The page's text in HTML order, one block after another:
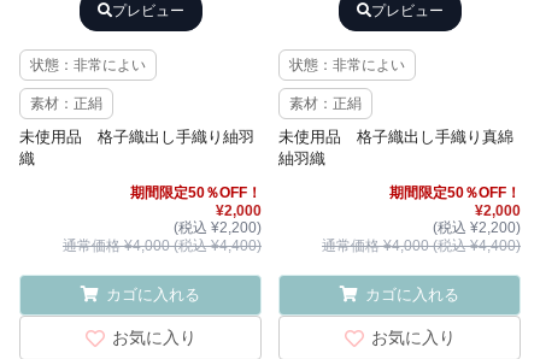
プレビュー
状態：非常によい
素材：正絹
未使用品 格子織出し手織り紬羽
織
期間限定50％OFF！
¥2,000
(税込 ¥2,200)
通常価格 ¥4,000 (税込 ¥4,400)
カゴに入れる
お気に入り
プレビュー
状態：非常によい
素材：正絹
未使用品 格子織出し手織り真綿
紬羽織
期間限定50％OFF！
¥2,000
(税込 ¥2,200)
通常価格 ¥4,000 (税込 ¥4,400)
カゴに入れる
お気に入り